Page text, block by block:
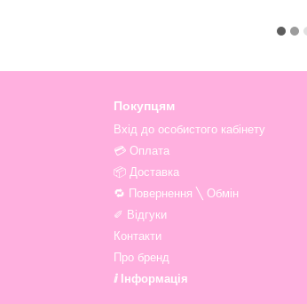
Покупцям
Вхід до особистого кабінету
💳 Оплата
📦 Доставка
🔁 Повернення ╲ Обмін
✐ Відгуки
Контакти
Про бренд
ⅈ Інформація